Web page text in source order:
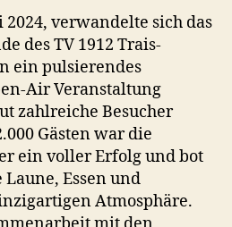
2024, verwandelte sich das
des TV 1912 Trais-
ein pulsierendes
Air Veranstaltung
zahlreiche Besucher
Gästen war die
ein voller Erfolg und bot
Essen und
Atmosphäre.